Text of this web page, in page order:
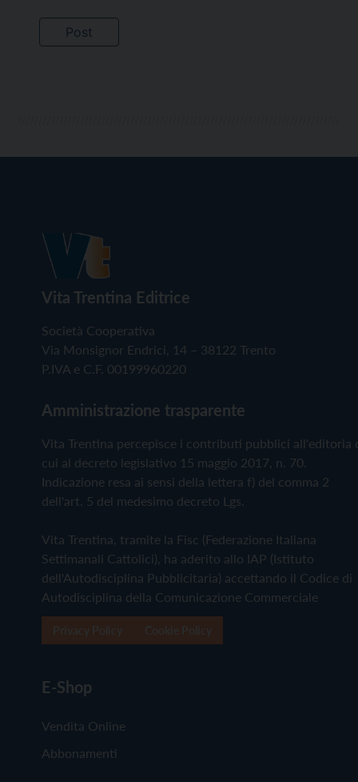
Vita Trentina Editrice
Società Cooperativa
Via Monsignor Endrici, 14 – 38122 Trento
P.IVA e C.F. 00199960220
Amministrazione trasparente
Vita Trentina percepisce i contributi pubblici all'editoria
cui al decreto legislativo 15 maggio 2017, n. 70.
Indicazione resa ai sensi della lettera f) del comma 2
dell'art. 5 del medesimo decreto Lgs.
Vita Trentina, tramite la Fisc (Federazione Italiana
Settimanali Cattolici), ha aderito allo IAP (Istituto
dell'Autodisciplina Pubblicitaria) accettando il Codice di
Autodisciplina della Comunicazione Commerciale
E-Shop
Vendita Online
Abbonamenti